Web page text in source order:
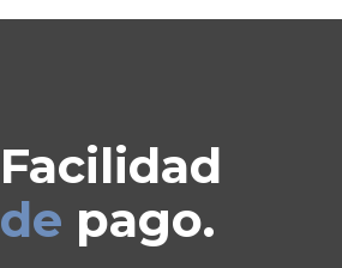
Facilidad
de pago.